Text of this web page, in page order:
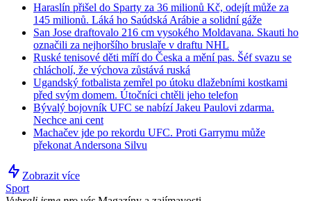
Haraslín přišel do Sparty za 36 milionů Kč, odejít může za
145 milionů. Láká ho Saúdská Arábie a solidní gáže
San Jose draftovalo 216 cm vysokého Moldavana. Skauti ho
označili za nejhoršího bruslaře v draftu NHL
Ruské tenisové děti míří do Česka a mění pas. Šéf svazu se
chlácholí, že výchova zůstává ruská
Ugandský fotbalista zemřel po útoku dlažebními kostkami
před svým domem. Útočníci chtěli jeho telefon
Bývalý bojovník UFC se nabízí Jakeu Paulovi zdarma.
Nechce ani cent
Machačev jde po rekordu UFC. Proti Garrymu může
překonat Andersona Silvu
Zobrazit více
Sport